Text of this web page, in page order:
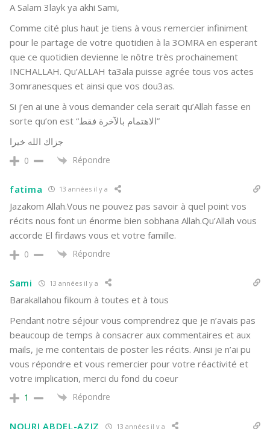
A Salam 3layk ya akhi Sami,
Comme cité plus haut je tiens à vous remercier infiniment
pour le partage de votre quotidien à la 3OMRA en esperant
que ce quotidien devienne le nôtre très prochainement
INCHALLAH. Qu’ALLAH ta3ala puisse agrée tous vos actes
3omranesques et ainsi que vos dou3as.
Si j’en ai une à vous demander cela serait qu’Allah fasse en
sorte qu’on est “الاهتمام بالآخرة فقط”
جزاك الله خيرا
0 Répondre
fatima 13 années il y a
Jazakom Allah.Vous ne pouvez pas savoir à quel point vos
récits nous font un énorme bien sobhana Allah.Qu’Allah vous
accorde El firdaws vous et votre famille.
0 Répondre
Sami 13 années il y a
Barakallahou fikoum à toutes et à tous
Pendant notre séjour vous comprendrez que je n’avais pas
beaucoup de temps à consacrer aux commentaires et aux
mails, je me contentais de poster les récits. Ainsi je n’ai pu
vous répondre et vous remercier pour votre réactivité et
votre implication, merci du fond du coeur
1 Répondre
NOURI ABDEL-AZIZ 13 années il y a